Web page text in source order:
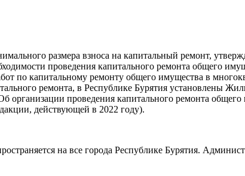
размера взноса на капитальный ремонт,
проведения капитального ремонта общего
по капитальному ремонту общего имущества в
ремонта, в Республике Бурятия установлены
организации проведения капитального ремонта
действующей в 2022 году).
на все города Республике Бурятия.